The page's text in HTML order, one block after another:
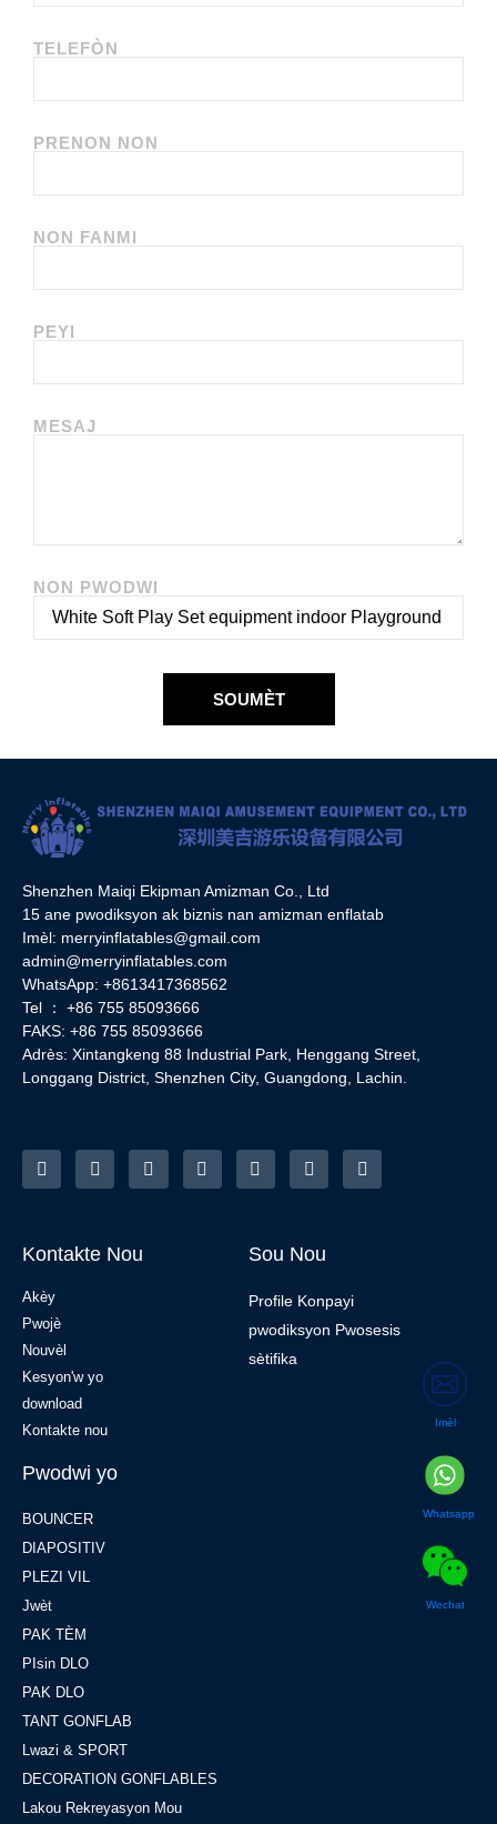
TELEFÒN
PRENON NON
NON FANMI
PEYI
MESAJ
NON PWODWI
SOUMÈT
Shenzhen Maiqi Ekipman Amizman Co., Ltd
15 ane pwodiksyon ak biznis nan amizman enflatab
Imèl: merryinflatables@gmail.com
admin@merryinflatables.com
WhatsApp: +8613417368562
Tel ： +86 755 85093666
FAKS: +86 755 85093666
Adrès: Xintangkeng 88 Industrial Park, Henggang Street,
Longgang District, Shenzhen City, Guangdong, Lachin.
Kontakte Nou
Akèy
Pwojè
Nouvèl
Kesyon'w yo
download
Kontakte nou
Sou Nou
Profile Konpayi
pwodiksyon Pwosesis
sètifika
Pwodwi yo
BOUNCER
DIAPOSITIV
PLEZI VIL
Jwèt
PAK TÈM
PIsin DLO
PAK DLO
TANT GONFLAB
Lwazi & SPORT
DECORATION GONFLABLES
Lakou Rekreyasyon Mou
Imèl
Whatsapp
Wechat